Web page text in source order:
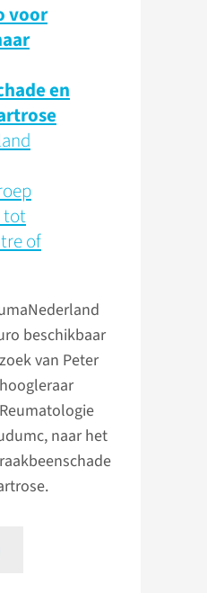
voor
en
tot
of
beschikbaar
van Peter
naar het